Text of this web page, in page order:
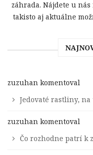
záhrada. Nájdete u
takisto aj aktuálne
zuzuhan komentoval
Jedovaté rastliny, na
zuzuhan komentoval
Čo rozhodne patrí k